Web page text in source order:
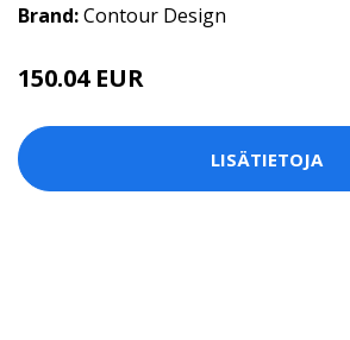
Brand:Contour Design
150.04 EUR
LISÄTIETOJA